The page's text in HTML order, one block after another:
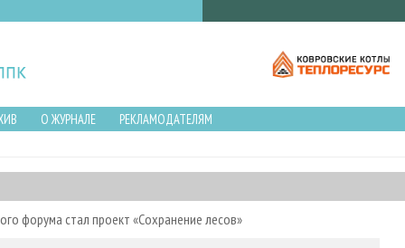
О ЖУРНАЛЕ РЕКЛАМОДАТЕЛЯМ
форума стал проект «Сохранение лесов»